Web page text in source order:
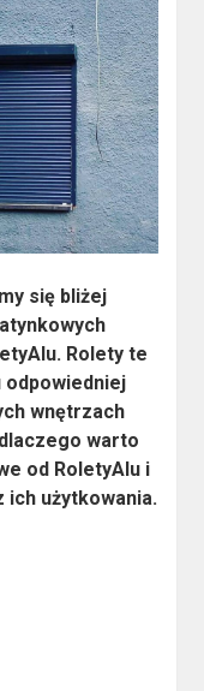
się bliżej
Rolety te
odpowiedniej
wnętrzach
warto
od RoletyAlu i
ich użytkowania.